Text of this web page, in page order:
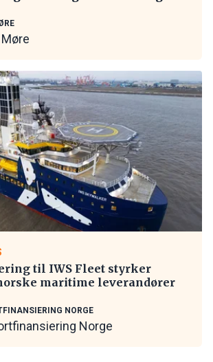
til IWS Fleet styrker
maritime leverandører
NORGE
Norge